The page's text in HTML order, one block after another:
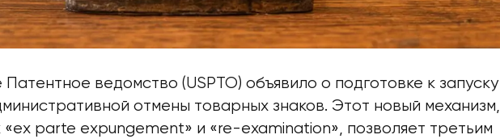
ведомство (USPTO) объявило о подготовке к запуску
отмены товарных знаков. Этот новый механизм,
«ex parte expungement» и «re-examination», позволяет третьим